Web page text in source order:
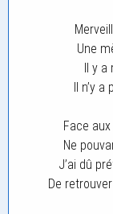
Une
Il y a
Il n’y
Face
Ne
J’ai dû
De